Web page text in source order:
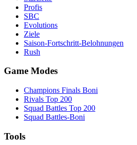
Profis
SBC
Evolutions
Ziele
Saison-Fortschritt-Belohnungen
Rush
Game Modes
Champions Finals Boni
Rivals Top 200
Squad Battles Top 200
Squad Battles-Boni
Tools